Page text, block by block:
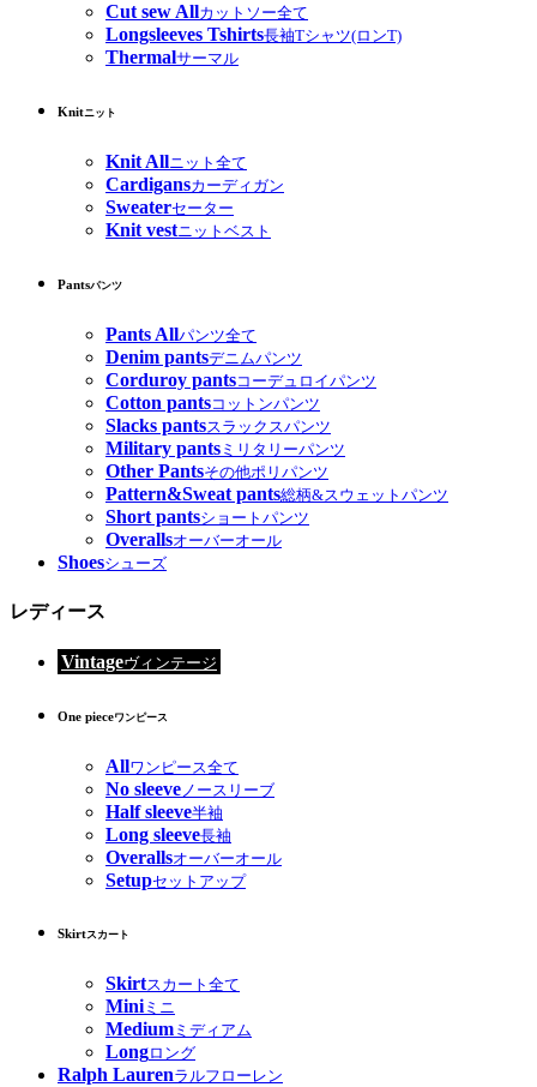
Cut sew Allカットソー全て
Longsleeves Tshirts長袖Tシャツ(ロンT)
Thermalサーマル
Knitニット
Knit Allニット全て
Cardigansカーディガン
Sweaterセーター
Knit vestニットベスト
Pantsパンツ
Pants Allパンツ全て
Denim pantsデニムパンツ
Corduroy pantsコーデュロイパンツ
Cotton pantsコットンパンツ
Slacks pantsスラックスパンツ
Military pants ミリタリーパンツ
Other Pantsその他ポリパンツ
Pattern&Sweat pants総柄&スウェットパンツ
Short pantsショートパンツ
Overallsオーバーオール
Shoesシューズ
レディース
Vintageヴィンテージ
One pieceワンピース
Allワンピース全て
No sleeve ノースリーブ
Half sleeve半袖
Long sleeve長袖
Overallsオーバーオール
Setupセットアップ
Skirtスカート
Skirtスカート全て
Miniミニ
Medium ミディアム
Longロング
Ralph Laurenラルフローレン